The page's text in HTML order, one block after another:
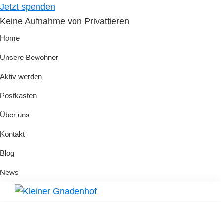
Skip
to
primary
Skip
to
main
Jetzt spenden
Keine Aufnahme von Privattieren
Home
Unsere Bewohner
Aktiv werden
Postkasten
Über uns
Kontakt
Blog
News